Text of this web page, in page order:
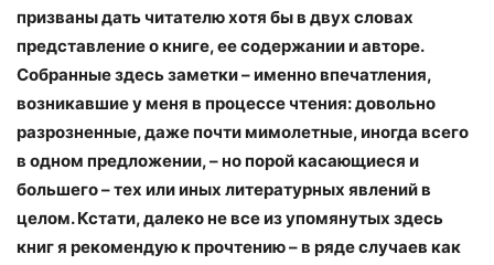
призваны дать читателю хотя бы в двух словах
представление о книге, ее содержании и авторе.
Собранные здесь заметки – именно впечатления,
возникавшие у меня в процессе чтения: довольно
разрозненные, даже почти мимолетные, иногда всего
в одном предложении, – но порой касающиеся и
большего – тех или иных литературных явлений в
целом. Кстати, далеко не все из упомянутых здесь
книг я рекомендую к прочтению – в ряде случаев как